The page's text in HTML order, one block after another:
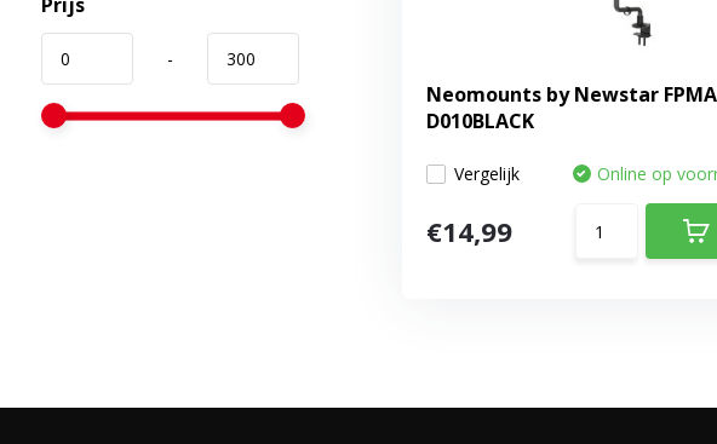
-
Neomounts by Newstar
D010BLACK
Vergelijk Online op
€14,99